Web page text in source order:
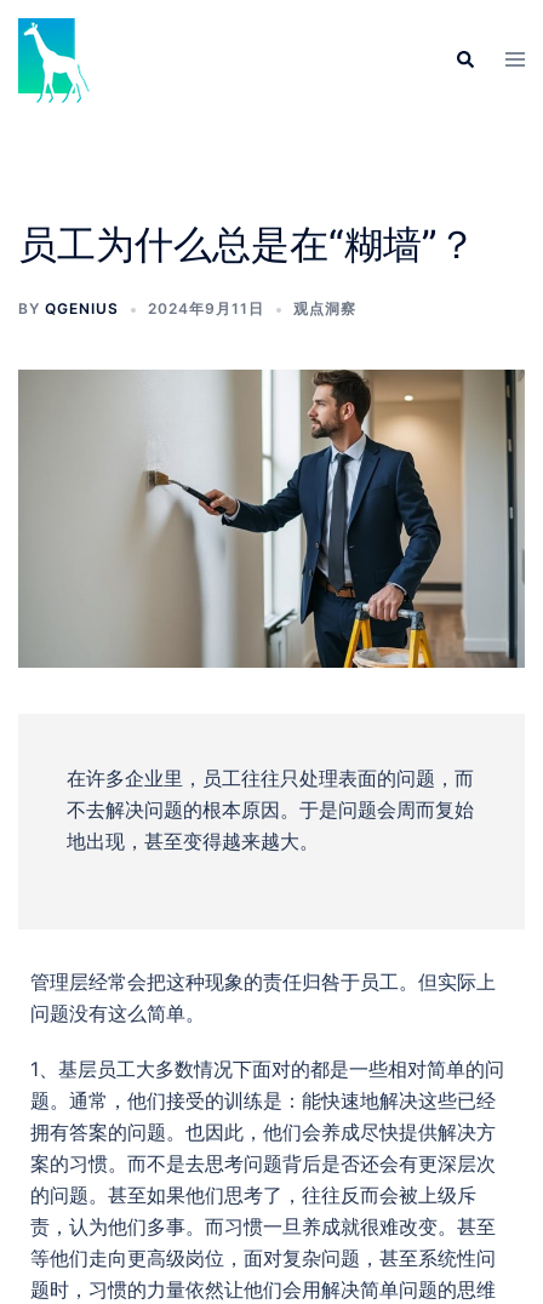
员工为什么总是在“糊墙”？
BY QGENIUS 2024年9月11日 观点洞察
在许多企业里，员工往往只处理表面的问题，而
不去解决问题的根本原因。于是问题会周而复始
地出现，甚至变得越来越大。
管理层经常会把这种现象的责任归咎于员工。但实际上
问题没有这么简单。
1、基层员工大多数情况下面对的都是一些相对简单的问
题。通常，他们接受的训练是：能快速地解决这些已经
拥有答案的问题。也因此，他们会养成尽快提供解决方
案的习惯。而不是去思考问题背后是否还会有更深层次
的问题。甚至如果他们思考了，往往反而会被上级斥
责，认为他们多事。而习惯一旦养成就很难改变。甚至
等他们走向更高级岗位，面对复杂问题，甚至系统性问
题时，习惯的力量依然让他们会用解决简单问题的思维